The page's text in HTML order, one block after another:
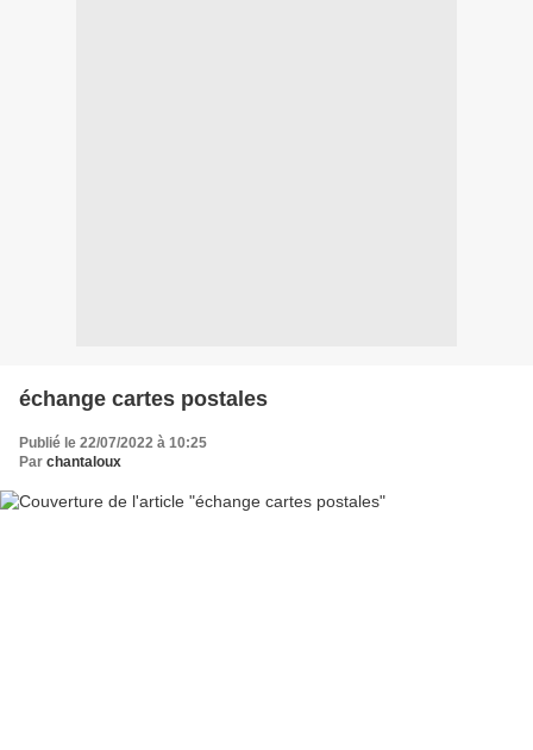
échange cartes postales
Publié le 22/07/2022 à 10:25
Par chantaloux